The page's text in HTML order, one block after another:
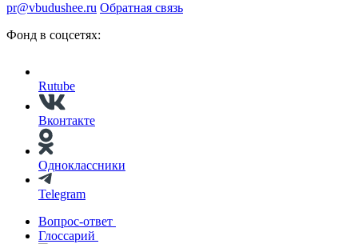
pr@vbudushee.ru Обратная связь
Фонд в соцсетях:
Rutube
Вконтакте
Одноклассники
Telegram
Вопрос-ответ
Глоссарий